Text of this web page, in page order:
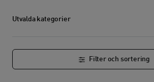
Utvalda kategorier
Filter och sortering